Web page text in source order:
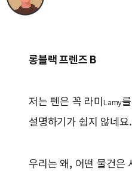
롱블랙 프렌즈 B
저는 펜은 꼭 라미 Lamy
설명하기가 쉽지 않네요.
우리는 왜, 어떤 물건은